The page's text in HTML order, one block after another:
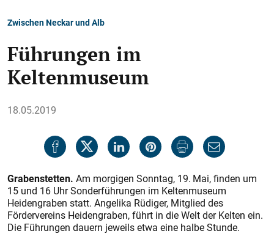
Zwischen Neckar und Alb
Führungen im
Keltenmuseum
18.05.2019
Grabenstetten. Am morgigen Sonntag, 19. Mai, finden um
15 und 16 Uhr Sonderführungen im Keltenmuseum
Heidengraben statt. Angelika Rüdiger, Mitglied des
Fördervereins Heidengraben, führt in die Welt der Kelten ein.
Die Führungen dauern jeweils etwa eine halbe Stunde.